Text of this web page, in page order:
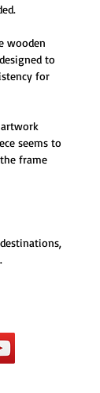
wooden
to
for
seems to
frame